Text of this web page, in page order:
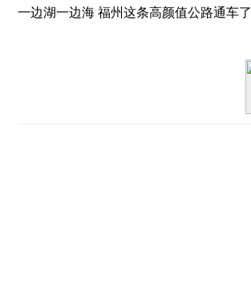
一边湖一边海 福州这条高颜值公路通车了